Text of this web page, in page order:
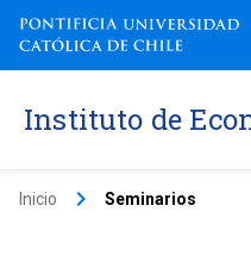
Instituto de
Inicio keyboard_arrow_right Seminarios